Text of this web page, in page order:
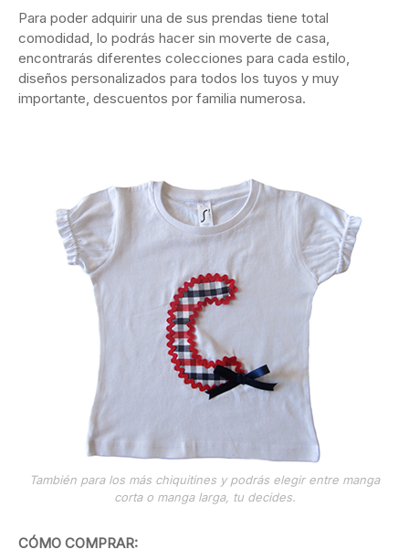
Para poder adquirir una de sus prendas tiene total
comodidad, lo podrás hacer sin moverte de casa,
encontrarás diferentes colecciones para cada estilo,
diseños personalizados para todos los tuyos y muy
importante, descuentos por familia numerosa.
También para los más chiquitines y podrás elegir entre manga
corta o manga larga, tu decides.
CÓMO COMPRAR: